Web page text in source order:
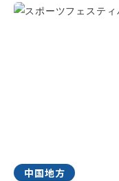
中国地方